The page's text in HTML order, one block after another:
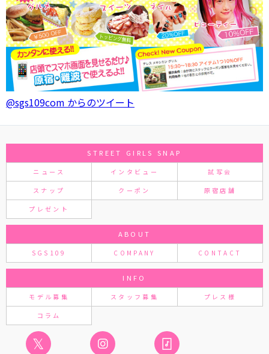
@sgs109com からのツイート
STREET GIRLS SNAP
ニュース インタビュー 試写会
スナップ クーポン 原宿店舗
プレゼント
ABOUT
SGS109 COMPANY CONTACT
INFO
モデル募集 スタッフ募集 プレス様
コラム
𝕏